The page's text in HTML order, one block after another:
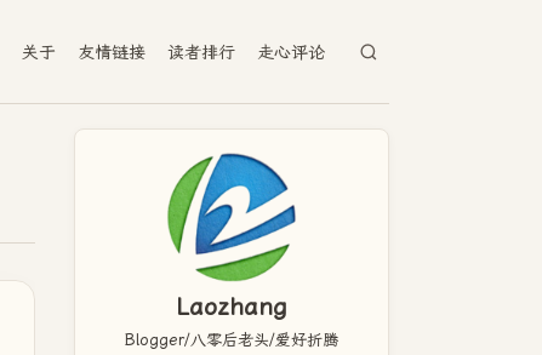
关于 友情链接 读者排行 走心评论
Laozhang
Blogger/八零后老头/爱好折腾